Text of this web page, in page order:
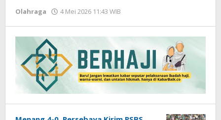
Olahraga 4 Mei 2026 11:43 WIB